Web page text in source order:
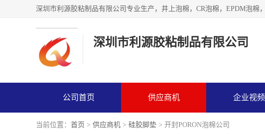
深圳市利源胶粘制品有限公司
公司首页 供应商机 企业视频
当前位置： 首页 > 供应商机 > 硅胶脚垫 > 开封PORON泡棉公司